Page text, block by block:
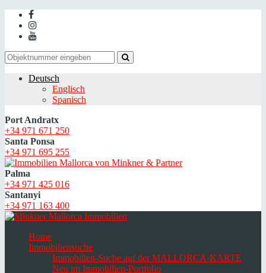
Deutsch
Englisch
Spanisch
Port Andratx
+34 971 671 250
Santa Ponsa
+34 971 695 255
Palma
+34 971 425 016
Santanyi
+34 971 163 400
Home
Immobiliensuche
Immobilien-Suche auf der MALLORCA-KARTE
Neu im Immobilien-Portfolio